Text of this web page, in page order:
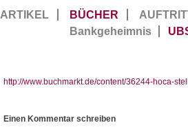
ARTIKEL BÜCHER
Bankgeheimnis
http://www.buchmarkt.de/content/36244-hoca-
Einen Kommentar schreiben